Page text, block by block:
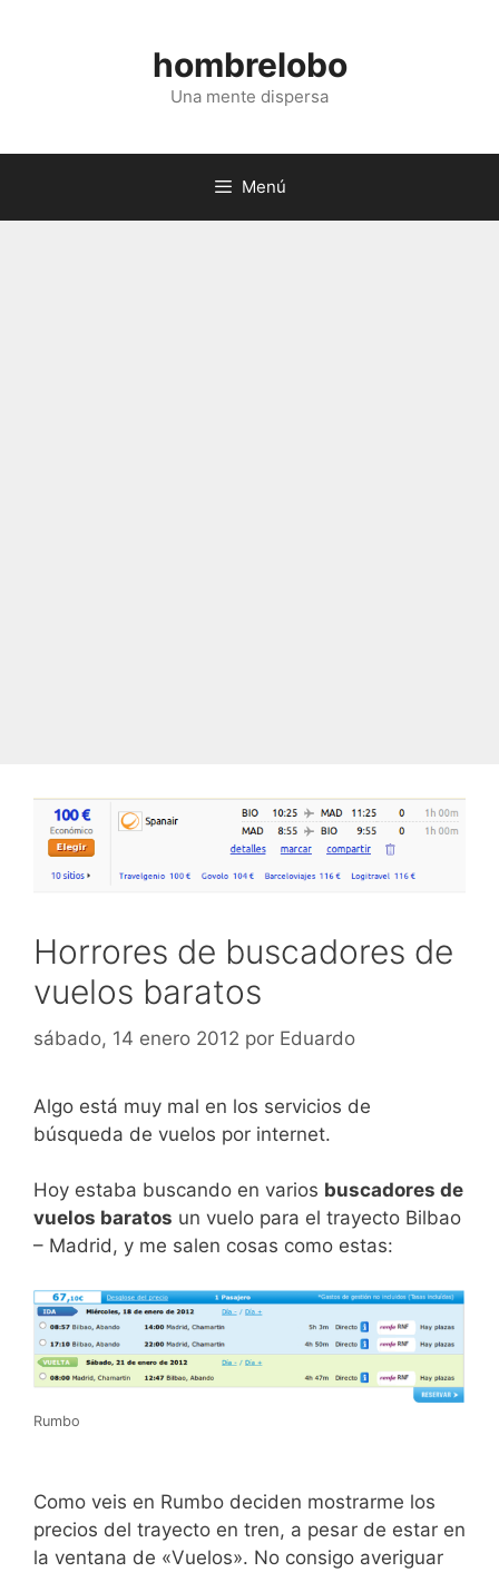
hombrelobo
Una mente dispersa
Menú
Horrores de buscadores de
vuelos baratos
sábado, 14 enero 2012 por Eduardo
Algo está muy mal en los servicios de
búsqueda de vuelos por internet.
Hoy estaba buscando en varios buscadores de
vuelos baratos un vuelo para el trayecto Bilbao
– Madrid, y me salen cosas como estas:
Rumbo
Como veis en Rumbo deciden mostrarme los
precios del trayecto en tren, a pesar de estar en
la ventana de «Vuelos». No consigo averiguar